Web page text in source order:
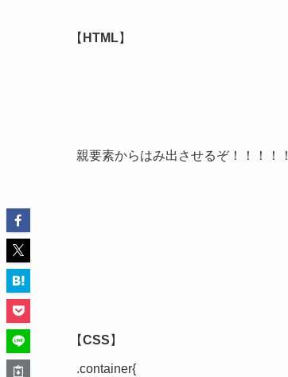
【 HTML】
親要素からはみ出させるぞ！！！！！
【CSS 】
.container{